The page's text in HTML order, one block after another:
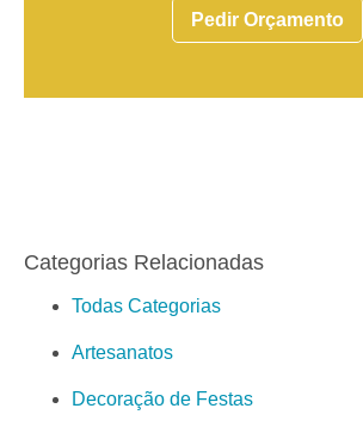
Pedir Orçamento
Categorias Relacionadas
Todas Categorias
Artesanatos
Decoração de Festas